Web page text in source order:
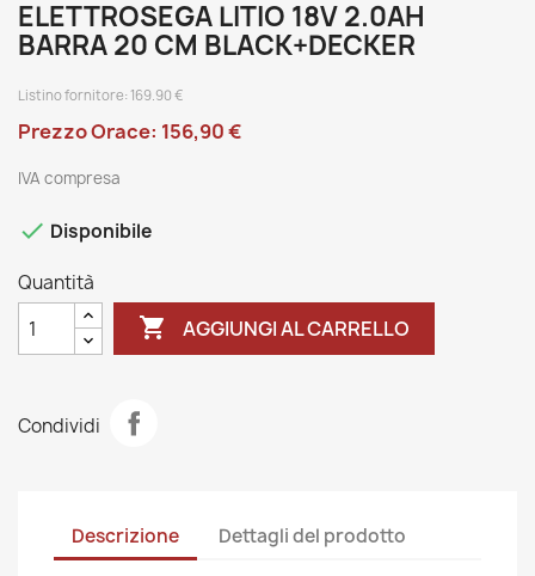
ELETTROSEGA LITIO 18V 2.0AH
BARRA 20 CM BLACK+DECKER
Listino fornitore: 169.90 €
Prezzo Orace: 156,90 €
IVA compresa
 Disponibile
Quantità
 AGGIUNGI AL CARRELLO
Condividi
Descrizione Dettagli del prodotto